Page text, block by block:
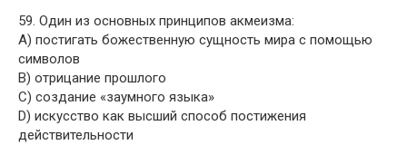
59. Один из основных принципов акмеизма:
A) постигать божественную сущность мира с помощью
символов
B) отрицание прошлого
C) создание «заумного языка»
D) искусство как высший способ постижения
действительности